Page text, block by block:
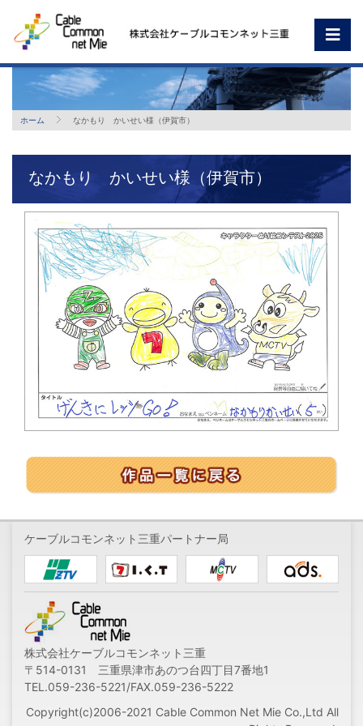
ホーム なかもり かいせい様（伊賀市）
なかもり かいせい様（伊賀市）
ケーブルコモンネット三重パートナー局
株式会社ケーブルコモンネット三重
〒514-0131 三重県津市あのつ台四丁目7番地1
TEL.059-236-5221/FAX.059-236-5222
Copyright(c)2006-2021 Cable Common Net Mie Co.,Ltd All